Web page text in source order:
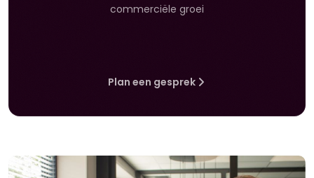
commerciële groei
Plan een gesprek